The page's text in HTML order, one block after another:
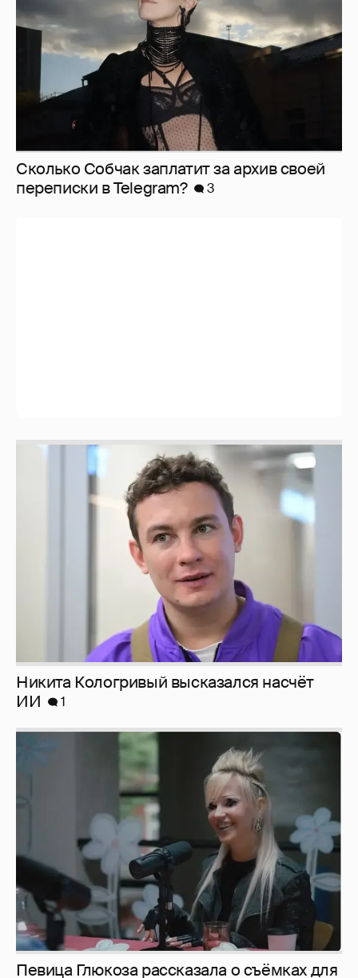
Сколько Собчак заплатит за архив своей
перeписки в Telegram?
3
Никита Кологривый высказался насчёт
Певица Глюкоза рассказала о съёмках для
эротического журнала
3